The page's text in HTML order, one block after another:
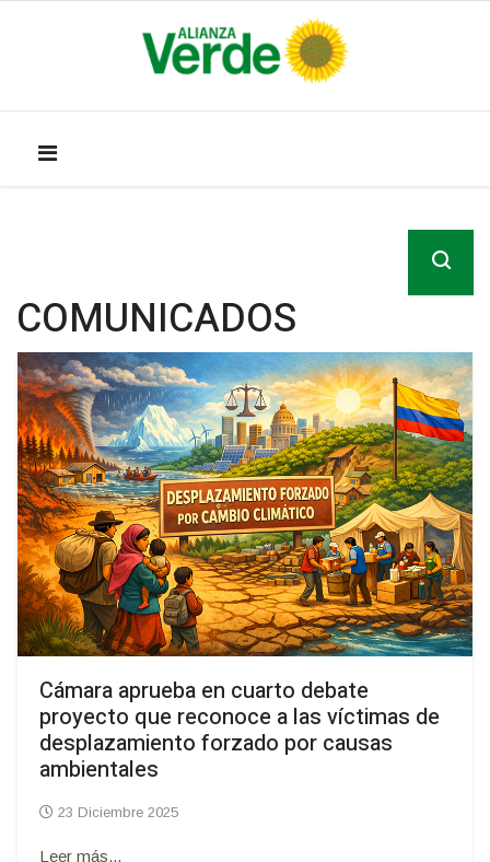
COMUNICADOS
Cámara aprueba en cuarto debate
proyecto que reconoce a las víctimas de
desplazamiento forzado por causas
ambientales
23 Diciembre 2025
Leer más...